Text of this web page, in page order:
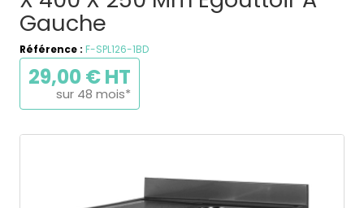
Gauche
Référence : F-SPL126-1BD
29,00 € HT
sur 48 mois*